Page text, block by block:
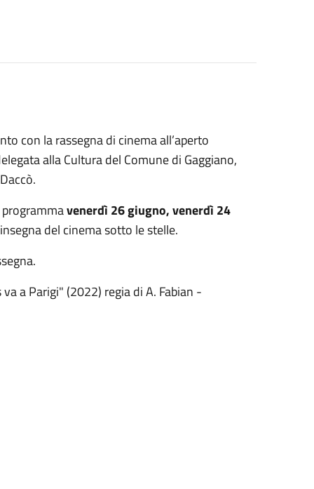
con la rassegna di cinema all’aperto
alla Cultura del Comune di Gaggiano,
venerdì 26 giugno, venerdì 24
del cinema sotto le stelle.
a Parigi" (2022) regia di A. Fabian -